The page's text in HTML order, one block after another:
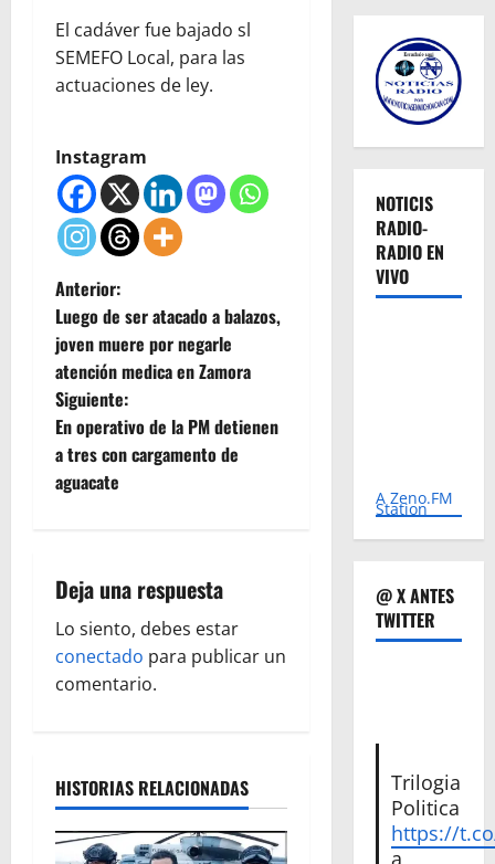
El cadáver fue bajado sl
SEMEFO Local, para las
actuaciones de ley.
Instagram
N
a
v
e
g
c
i
ó
e
e
Anterior:
Luego de ser atacado a balazos,
joven muere por negarle
atención medica en Zamora
Siguiente:
En operativo de la PM detienen
a tres con cargamento de
aguacate
Deja una respuesta
Lo siento, debes estar
conectado para publicar un
comentario.
HISTORIAS RELACIONADAS
NOTICIS
RADIO-
RADIO EN
VIVO
A Zeno.FM
Station
@ X ANTES
TWITTER
Trilogia
Politica
https://